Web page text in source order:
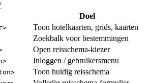
Doel
Toon hotelkaarten, grids, kaarten
Zoekbalk voor bestemmingen
Open reisschema-kiezer
Inloggen / gebruikersmenu
Toon huidig reisschema